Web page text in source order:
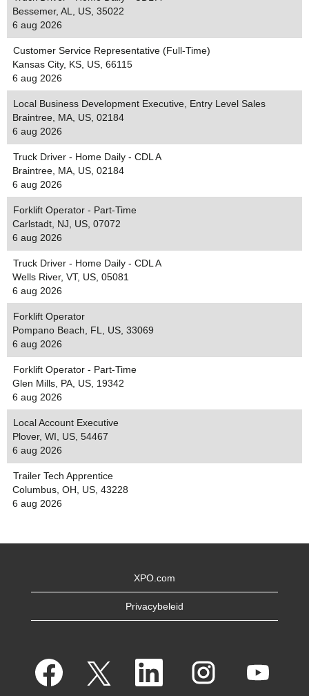
Bessemer, AL, US, 35022
6 aug 2026
Customer Service Representative (Full-Time)
Kansas City, KS, US, 66115
6 aug 2026
Local Business Development Executive, Entry Level Sales
Braintree, MA, US, 02184
6 aug 2026
Truck Driver - Home Daily - CDL A
Braintree, MA, US, 02184
6 aug 2026
Forklift Operator - Part-Time
Carlstadt, NJ, US, 07072
6 aug 2026
Truck Driver - Home Daily - CDL A
Wells River, VT, US, 05081
6 aug 2026
Forklift Operator
Pompano Beach, FL, US, 33069
6 aug 2026
Forklift Operator - Part-Time
Glen Mills, PA, US, 19342
6 aug 2026
Local Account Executive
Plover, WI, US, 54467
6 aug 2026
Trailer Tech Apprentice
Columbus, OH, US, 43228
6 aug 2026
XPO.com
Privacybeleid
p
e
O
e
O
n